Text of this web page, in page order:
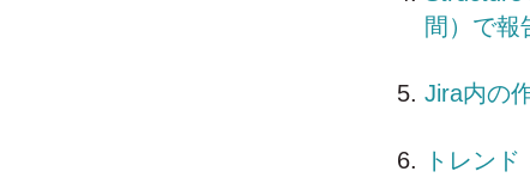
間）で報
Jira内の
トレン